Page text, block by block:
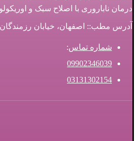
درمان ناباروری با اصلاح سبک و
آدرس مطب:: اصفهان، خیابان رزمندگان،
شماره تماس:
09902346039
03131302154